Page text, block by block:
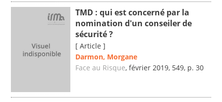
TMD : qui est concerné par la
nomination d'un conseiler de
sécurité ?
[ Article ]
Darmon, Morgane
Face au Risque, février 2019, 549, p. 30